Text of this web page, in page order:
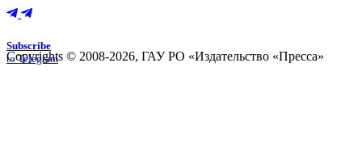
Subscribe
to Telegram
Copyrights © 2008-2026, ГАУ РО «Издательство «Пресса»